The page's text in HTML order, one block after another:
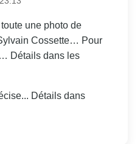
une photo de
Cossette… Pour
Détails dans les
Détails dans